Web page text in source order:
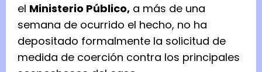
el Ministerio Público, a más de una
semana de ocurrido el hecho, no ha
depositado formalmente la solicitud de
medida de coerción contra los principales